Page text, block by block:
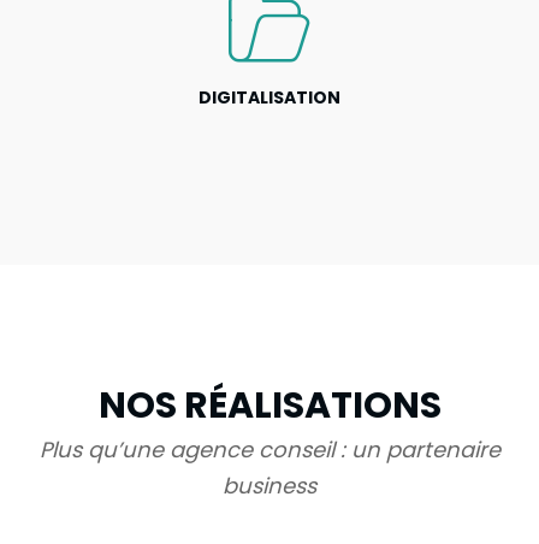
DIGITALISATION
NOS RÉALISATIONS
Plus qu’une agence conseil : un partenaire
business